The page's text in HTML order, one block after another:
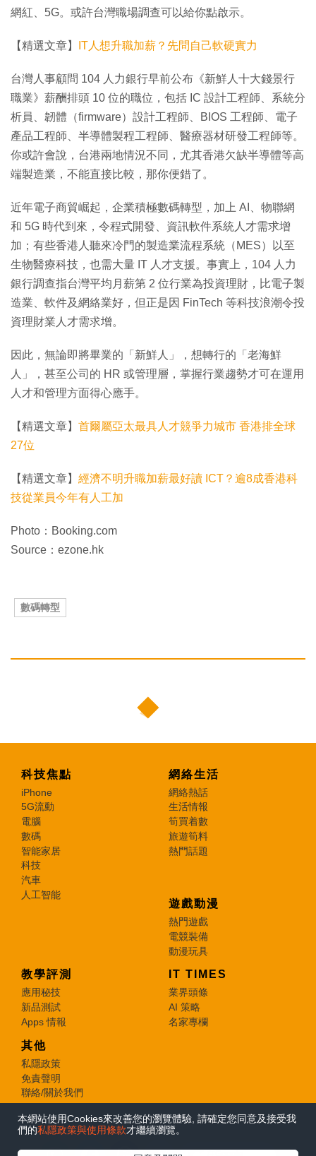
網紅、5G。或許台灣職場調查可以給你點啟示。
【精選文章】 IT人想升職加薪？先問自己軟硬實力
台灣人事顧問 104 人力銀行早前公布《新鮮人十大錢景行
職業》薪酬排頭 10 位的職位，包括 IC 設計工程師、系統分
析員、韌體（firmware）設計工程師、BIOS 工程師、電子
產品工程師、半導體製程工程師、醫療器材研發工程師等。
你或許會說，台港兩地情況不同，尤其香港欠缺半導體等高
端製造業，不能直接比較，那你便錯了。
近年電子商貿崛起，企業積極數碼轉型，加上 AI、物聯網
和 5G 時代到來，令程式開發、資訊軟件系統人才需求增
加；有些香港人聽來冷門的製造業流程系統（MES）以至
生物醫療科技，也需大量 IT 人才支援。事實上，104 人力
銀行調查指台灣平均月薪第 2 位行業為投資理財，比電子製
造業、軟件及網絡業好，但正是因 FinTech 等科技浪潮令投
資理財業人才需求增。
因此，無論即將畢業的「新鮮人」，想轉行的「老海鮮
人」，甚至公司的 HR 或管理層，掌握行業趨勢才可在運用
人才和管理方面得心應手。
【精選文章】 首爾屬亞太最具人才競爭力城市 香港排全球
27位
【精選文章】 經濟不明升職加薪最好讀 ICT？逾8成香港科
技從業員今年有人工加
Photo：Booking.com
Source：ezone.hk
數碼轉型
科技焦點
iPhone
5G流動
電腦
數碼
智能家居
科技
汽車
人工智能
網絡生活
網絡熱話
生活情報
筍買着數
旅遊筍料
熱門話題
遊戲動漫
熱門遊戲
電競裝備
動漫玩具
教學評測
應用秘技
新品測試
Apps 情報
IT TIMES
業界頭條
AI 策略
名家專欄
其他
私隱政策
免責聲明
聯絡/關於我們
© 2026 e-zone. All Rights Reserved.
本網站使用Cookies來改善您的瀏覽體驗, 請確定您同意及接受我
們的私隱政策與使用條款才繼續瀏覽。